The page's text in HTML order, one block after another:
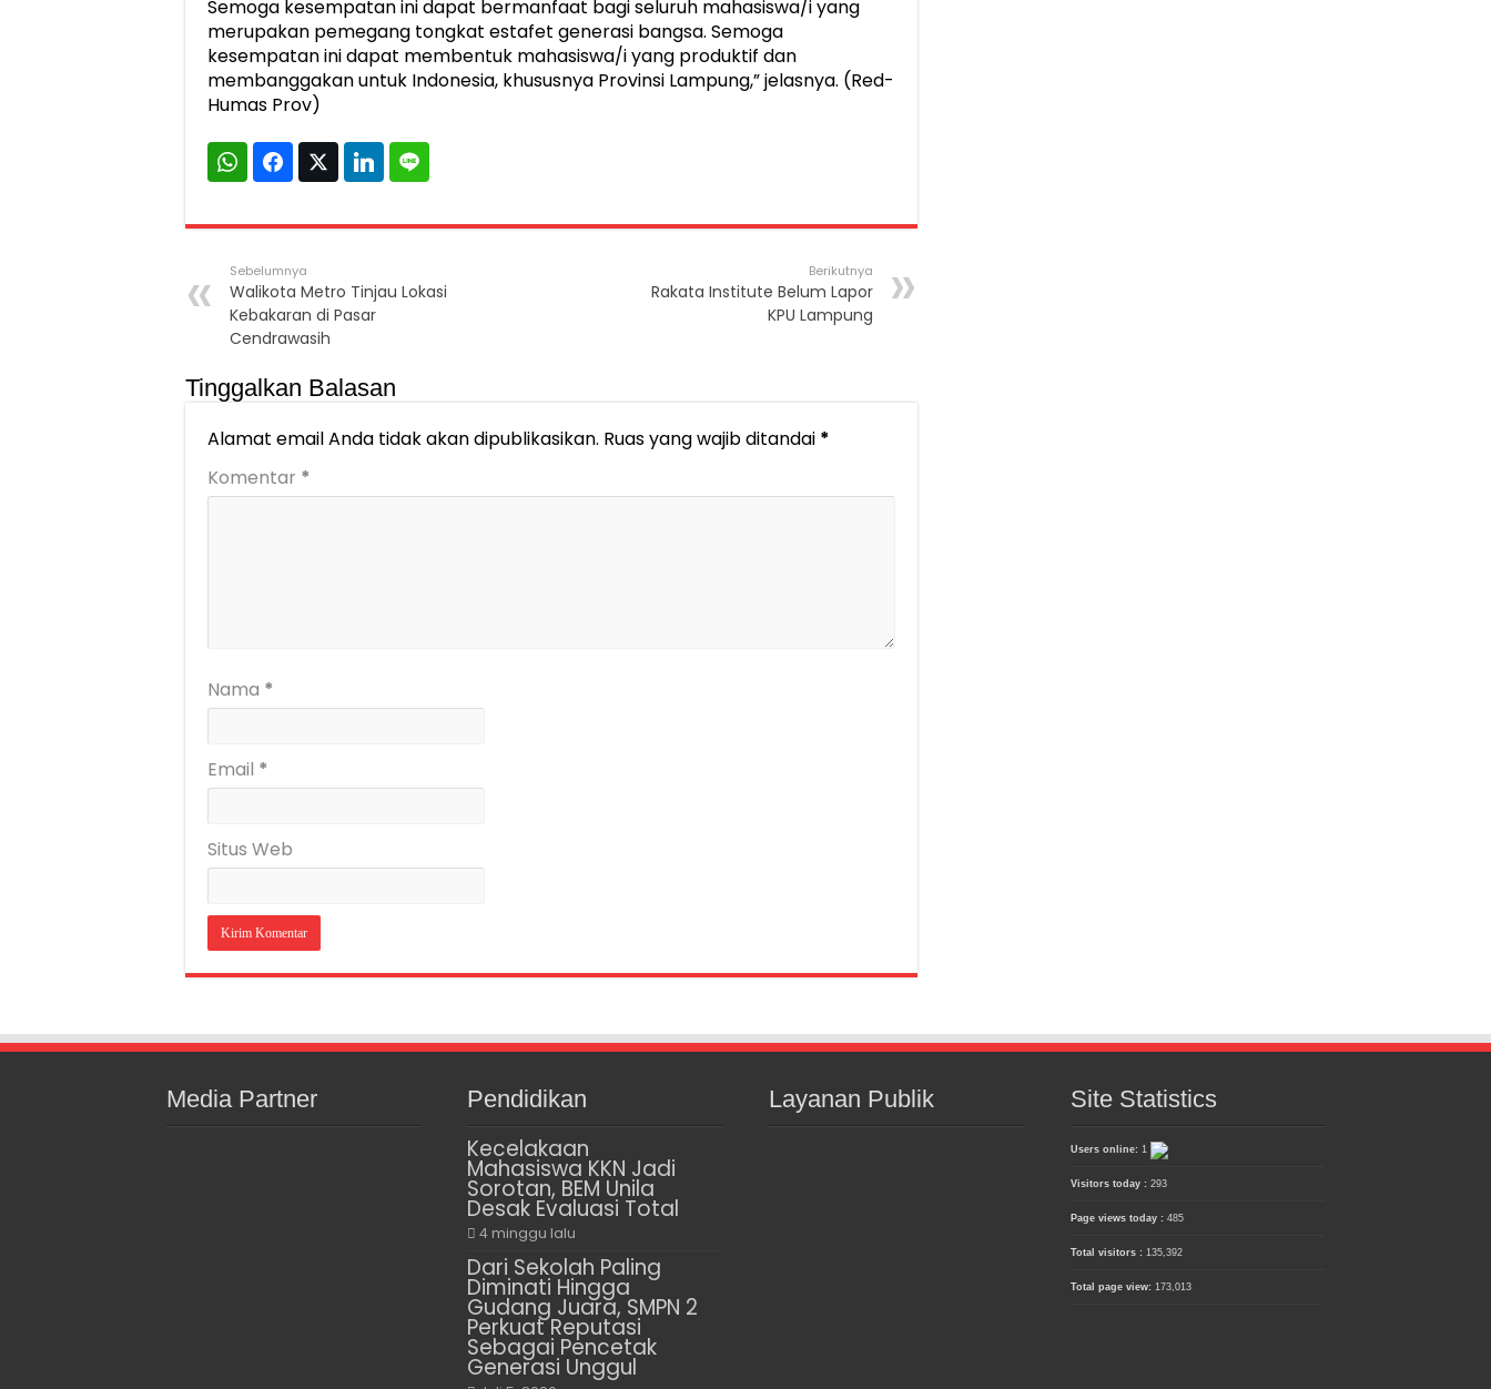
Semoga kesempatan ini dapat bermanfaat bagi seluruh mahasiswa/i yang
merupakan pemegang tongkat estafet generasi bangsa. Semoga
kesempatan ini dapat membentuk mahasiswa/i yang produktif dan
membanggakan untuk Indonesia, khususnya Provinsi Lampung,” jelasnya. (Red-
Humas Prov)
Sebelumnya
Walikota Metro Tinjau Lokasi
Kebakaran di Pasar
Cendrawasih
Berikutnya
Rakata Institute Belum Lapor
KPU Lampung
Tinggalkan Balasan
Alamat email Anda tidak akan dipublikasikan. Ruas yang wajib ditandai *
Komentar *
Nama *
Email *
Situs Web
Media Partner Pendidikan
Kecelakaan
Mahasiswa KKN Jadi
Sorotan, BEM Unila
Desak Evaluasi Total
4 minggu lalu
Dari Sekolah Paling
Diminati Hingga
Gudang Juara, SMPN 2
Perkuat Reputasi
Sebagai Pencetak
Generasi Unggul
Layanan Publik Site Statistics
Users online: 1
Visitors today : 293
Page views today : 485
Total visitors : 135,392
Total page view: 173,013